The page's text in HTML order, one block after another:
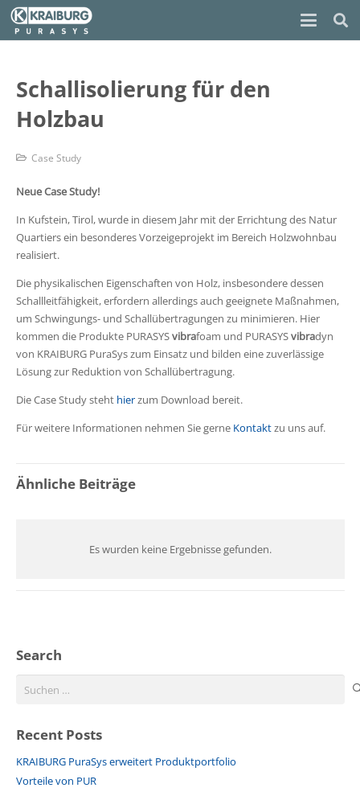
Schallisolierung für den
Holzbau
Case Study
Neue Case Study!
In Kufstein, Tirol, wurde in diesem Jahr mit der Errichtung des Natur
Quartiers ein besonderes Vorzeigeprojekt im Bereich Holzwohnbau
realisiert.
Die physikalischen Eigenschaften von Holz, insbesondere dessen
Schallleitfähigkeit, erfordern allerdings auch geeignete Maßnahmen,
um Schwingungs- und Schallübertragungen zu minimieren. Hier
kommen die Produkte PURASYSvibrafoam und PURASYSvibradyn
von KRAIBURG PuraSys zum Einsatz und bilden eine zuverlässige
Lösung zur Reduktion von Schallübertragung.
Die Case Study steht hierzum Download bereit.
Für weitere Informationen nehmen Sie gerne Kontaktzu uns auf.
Ähnliche Beiträge
Es wurden keine Ergebnisse gefunden.
Search
Suchen
Recent Posts
KRAIBURG PuraSys erweitert Produktportfolio
Vorteile von PUR